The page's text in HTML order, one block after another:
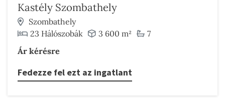
Kastély Szombathely
Szombathely
23 Hálószobák
3 600 m²
7
Ár kérésre
Fedezze fel ezt az ingatlant